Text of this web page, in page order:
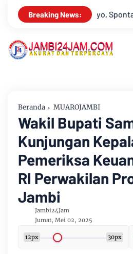
Breaking News:
Drs Sabar Siagian, Dari
Beranda MUAROJAMBI
Wakil Bupati
Kunjungan
Pemeriksa
RI Perwakilan
Jambi
Jambi24Jam
Jumat, Mei 02, 2025
12px 30px